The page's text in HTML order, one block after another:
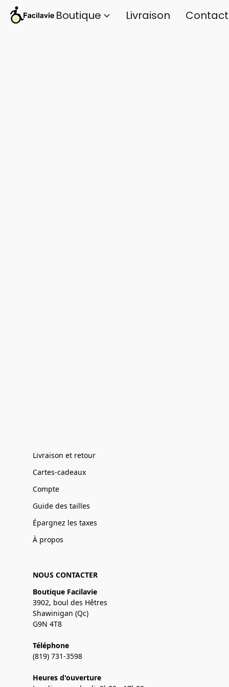
Boutique Livraison
Livraison et retour
Cartes-cadeaux
Compte
Guide des tailles
Épargnez les taxes
À propos
NOUS CONTACTER
Boutique Facilavie
3902, boul des Hêtres
Shawinigan (Qc)
G9N 4T8
Téléphone
(819) 731-3598
Heures d'ouverture